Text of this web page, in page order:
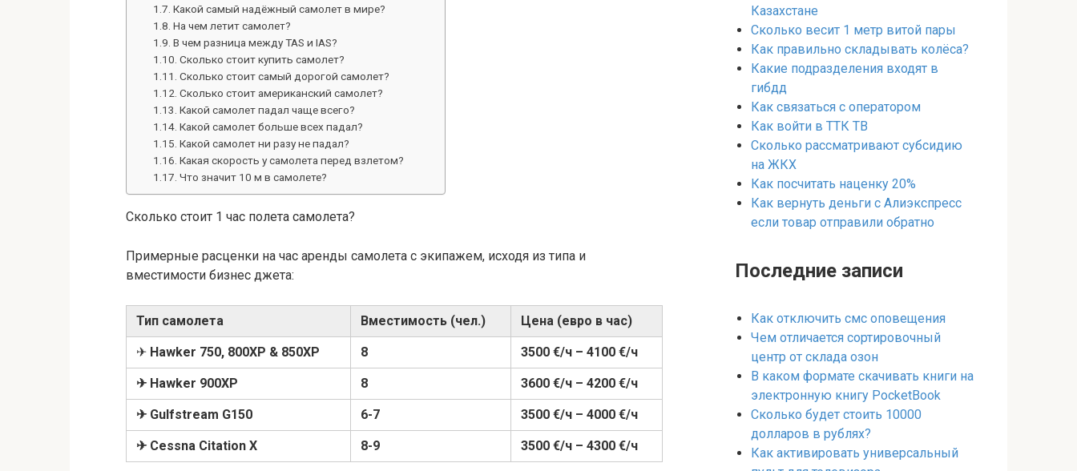
Какой самый надёжный самолет в мире?
На чем летит самолет?
В чем разница между TAS и IAS?
Сколько стоит купить самолет?
Сколько стоит самый дорогой самолет?
Сколько стоит американский самолет?
Какой самолет падал чаще всего?
Какой самолет больше всех падал?
Какой самолет ни разу не падал?
Какая скорость у самолета перед взлетом?
Что значит 10 м в самолете?
Сколько стоит 1 час полета самолета?
Примерные расценки на час аренды самолета с экипажем, исходя из типа и
вместимости бизнес джета:
Тип самолета Вместимость (чел.) Цена (евро в час)
✈ Hawker 750, 800XP & 850XP 8 3500 €/ч – 4100 €/ч
✈ Hawker 900XP 8 3600 €/ч – 4200 €/ч
✈ Gulfstream G150 6-7 3500 €/ч – 4000 €/ч
✈ Cessna Citation X 8-9 3500 €/ч – 4300 €/ч
Казахстане
Сколько весит 1 метр витой пары
Как правильно складывать колёса?
Какие подразделения входят в
гибдд
Как связаться с оператором
Как войти в ТТК ТВ
Сколько рассматривают субсидию
на ЖКХ
Как посчитать наценку 20%
Как вернуть деньги с Алиэкспресс
если товар отправили обратно
Последние записи
Как отключить смс оповещения
Чем отличается сортировочный
центр от склада озон
В каком формате скачивать книги на
электронную книгу PocketBook
Сколько будет стоить 10000
долларов в рублях?
Как активировать универсальный